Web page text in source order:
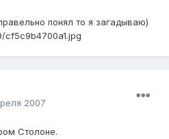
понял то я загадываю)
cf5c9b4700a1.jpg
2007
Столоне.